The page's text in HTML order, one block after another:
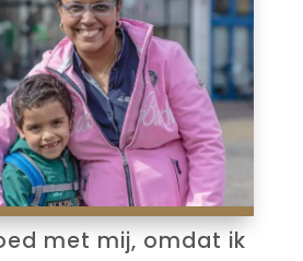
met mij, omdat ik